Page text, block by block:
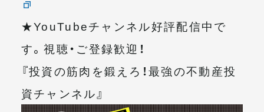
★YouTubeチャンネル好評配信中で
す。視聴・ご登録歓迎！
『投資の筋肉を鍛えろ！最強の不動産投
資チャンネル』